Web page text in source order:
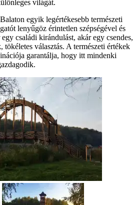
világát.
egyik legértékesebb természeti
lenyűgöz érintetlen szépségével és
családi kirándulást, akár egy csendes,
választás. A természeti értékek
garantálja, hogy itt mindenki